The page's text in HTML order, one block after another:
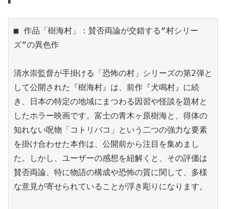
■ 作品「樹海村」：賛否両論が交錯する“村シリー
ズ”の異色作
清水崇監督が手掛ける「恐怖の村」シリーズの第2弾と
して公開された『樹海村』は、前作『犬鳴村』に続
き、日本の特定の地域にまつわる因習や怪談を題材と
したホラー映画です。富士の青木ヶ原樹海と、得体の
知れない呪物「コトリバコ」という二つの強力な要素
を掛け合わせた本作は、公開前から注目を集めまし
た。しかし、ユーザーの感想を紐解くと、その評価は
賛否両論、特に物語の構成や恐怖の質に関して、多様
な意見が寄せられていることが浮き彫りになります。